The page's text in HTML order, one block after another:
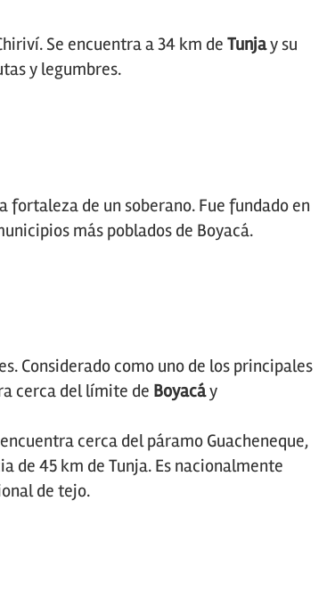
Se encuentra a 34 km de Tunjay su
y legumbres.
fortaleza de un soberano. Fue fundado en
más poblados de Boyacá.
Considerado como uno de los principales
cerca del límite de Boyacáy
cerca del páramo Guacheneque,
de 45 km de Tunja. Es nacionalmente
de tejo.